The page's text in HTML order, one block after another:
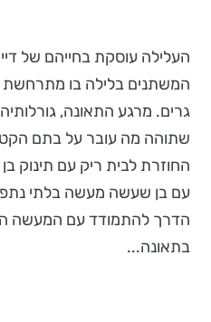
המשתנים בלילה בו
גרים. מרגע התאונה,
שתוהה מה עובר על בתם
החוזרת לבית ריק עם תינוק
עם בן שעשה מעשה בלתי
הדרך להתמודד עם המעשה
בתאונה...